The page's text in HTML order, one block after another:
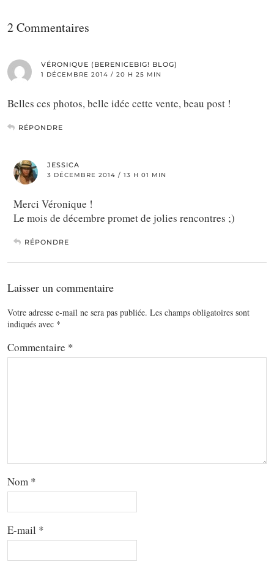
2 Commentaires
VÉRONIQUE (BERENICEBIG! BLOG)
1 DÉCEMBRE 2014 / 20 H 25 MIN
Belles ces photos, belle idée cette vente, beau post !
RÉPONDRE
JESSICA
3 DÉCEMBRE 2014 / 13 H 01 MIN
Merci Véronique !
Le mois de décembre promet de jolies rencontres ;)
RÉPONDRE
Laisser un commentaire
Votre adresse e-mail ne sera pas publiée. Les champs obligatoires sont
indiqués avec *
Commentaire *
Nom *
E-mail *